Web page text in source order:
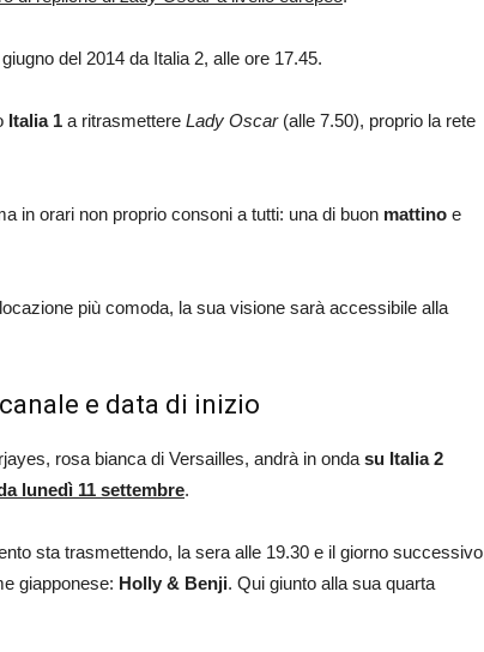
del 2014 da Italia 2, alle ore 17.45.
Italia 1 a ritrasmettere Lady Oscar(alle 7.50), proprio la rete
in orari non proprio consoni a tutti: una di buon mattino e
più comoda, la sua visione sarà accessibile alla
e data di inizio
rosa bianca di Versailles, andrà in onda su Italia 2
lunedì 11 settembre.
sta trasmettendo, la sera alle 19.30 e il giorno successivo
giapponese: Holly & Benji. Qui giunto alla sua quarta